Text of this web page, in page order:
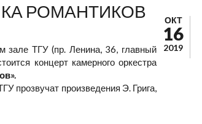
РОМАНТИКОВ
зале ТГУ (пр. Ленина, 36, главный
концерт камерного оркестра
прозвучат произведения Э. Грига,
ОКТ
16
2019